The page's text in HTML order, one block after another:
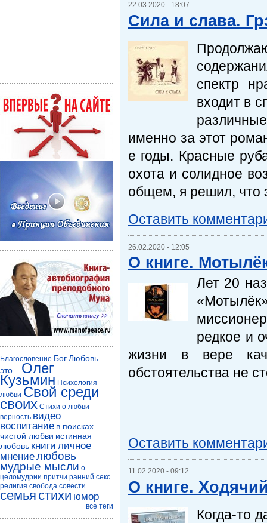
22.03.2020 - 18:07
Сила и слава.
спектр
входит в
именно за этот
е годы. Красные
охота и солидное
общем, я решил, что
Оставить
26.02.2020 - 12:05
О книге.
Лет 20
редкое и
жизни в вере
обстоятельства не
Оставить
11.02.2020 - 09:12
О книге.
Когда-то
Благословение БогЛюбовь
это...
Олег
Кузьмин Психология
любви Свой среди
своих Стихи о любви
верность видео
воспитание в поисках
чистой любви истинная
любовь книги личное
мнениелюбовь
мудрые мысли о
целомудрии притчи ранний секс
религия свобода совести
семья стихи юмор
все теги